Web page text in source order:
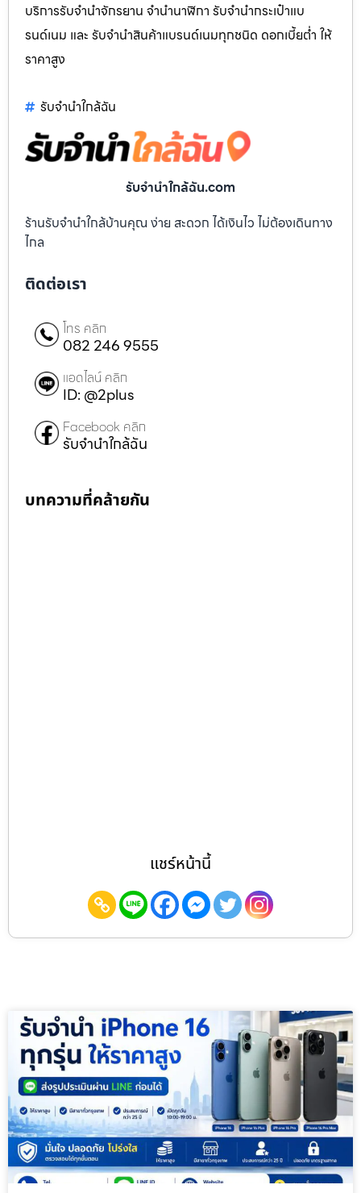
บริการรับจำนำจักรยาน จำนำนาฬิกา รับจำนำกระเป๋าแบ
รนด์เนม และ รับจำนำสินค้าแบรนด์เนมทุกชนิด ดอกเบี้ยต่ำ ให้
ราคาสูง
รับจํานําใกล้ฉัน
รับจํานําใกล้ฉัน.com
ร้านรับจำนำใกล้บ้านคุณ ง่าย สะดวก ได้เงินไว ไม่ต้องเดินทาง
ไกล
ติดต่อเรา
โทร คลิก
082 246 9555
แอดไลน์ คลิก
ID: @2plus
Facebook คลิก
รับจำนำใกล้ฉัน
บทความที่คล้ายกัน
แชร์หน้านี้